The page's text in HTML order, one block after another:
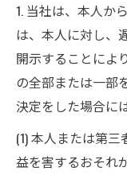
1. 当社は、本人か
は、本人に対し、
開示することによ
の全部または一部
決定をした場合に
(1) 本人または第
益を害するおそれ